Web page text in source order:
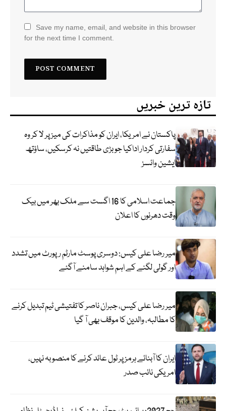
Save my name, email, and website in this browser
for the next time I comment.
تازہ ترین خبریں
پاکستان نے امریکا، ایران کو مذاکرات کی میز پر لا کر وہ
سفارتی کردار اداکیا جو بڑی طاقتیں نہ کرسکیں، ساؤتھ
ایشین وائسز
جماعت اسلامی کا 16 اگست سے ملک بھر میں بیک
وقت دھرنوں کا اعلان
میر رضا علی کیس: دوسری پوسٹ مارٹم رپورٹ میں تشدد
اور گولی لگنے کے اہم شواہد سامنے آگئے
میر رضا علی کیس، جبران ناصر کا تفتیشی ٹیم تبدیل کرنے
کا مطالبہ، والدین کا موقف بھی آ گیا
ایران کا آبنائے ہرمز پر ٹول عائد کرنے کا منصوبہ نہیں،
امریکی نائب صدر